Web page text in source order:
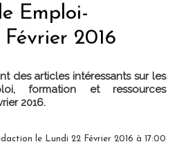
Emploi-
2016
des articles intéressants sur les
formation et ressources
2016.
le Lundi 22 Février 2016 à 17:00